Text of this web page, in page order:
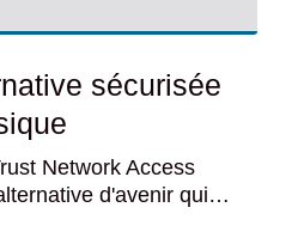
sécurisée
Network Access
d'avenir qui…